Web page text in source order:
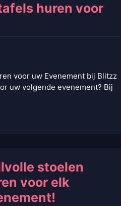
huren voor
voor uw Evenement bij Blitzz
uw volgende evenement? Bij
stoelen
voor elk